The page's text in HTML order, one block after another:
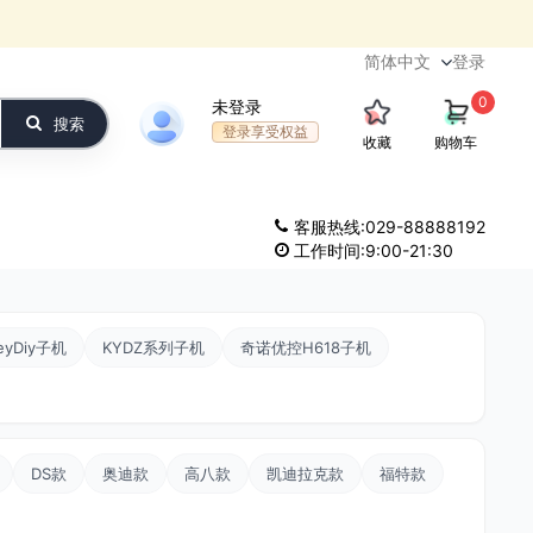
登录
搜索
未登录
登录享受权益
收藏 购物车
0
客服热线:029-88888192
工作时间:9:00-21:30
子机 KYDZ系列子机 奇诺优控H618子机
DS款 奥迪款 高八款 凯迪拉克款 福特款